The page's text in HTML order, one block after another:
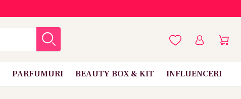
PARFUMURI BEAUTY BOX & KIT INFLUENCERI